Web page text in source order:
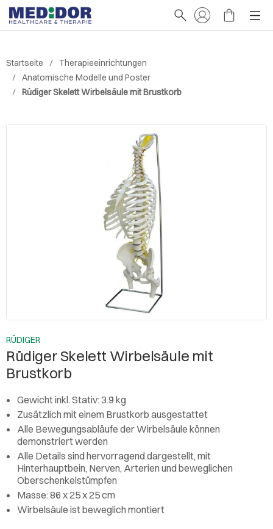
Startseite
Therapieeinrichtungen
Anatomische Modelle und Poster
Rüdiger Skelett Wirbelsäule mit Brustkorb
RÜDIGER
Rüdiger Skelett Wirbelsäule mit
Brustkorb
Gewicht inkl. Stativ: 3.9 kg
Zusätzlich mit einem Brustkorb ausgestattet
Alle Bewegungsabläufe der Wirbelsäule können
demonstriert werden
Alle Details sind hervorragend dargestellt, mit
Hinterhauptbein, Nerven, Arterien und beweglichen
Oberschenkelstümpfen
Masse: 86 x 25 x 25 cm
Wirbelsäule ist beweglich montiert